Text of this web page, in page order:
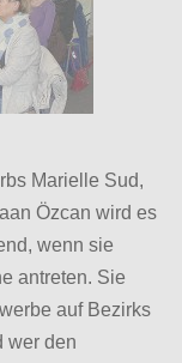
Marielle Sud,
Özcan wird es
wenn sie
antreten. Sie
auf Bezirks
wer den